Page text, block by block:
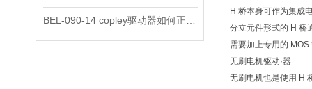
H 桥本身可作为集成
分立元件形式的 H 桥
需要加上专用的
无刷电机驱动·器
无刷电机也是使用 H